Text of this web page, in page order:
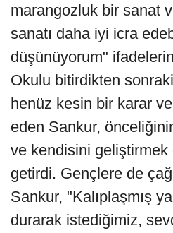
marangozluk bir sanat
sanatı daha iyi icra
düşünüyorum"
Okulu bitirdikten
henüz kesin bir karar
eden Sankur,
ve kendisini geliştirmek
getirdi. Gençlere de
Sankur, "Kalıplaşmış
durarak istediğimiz,